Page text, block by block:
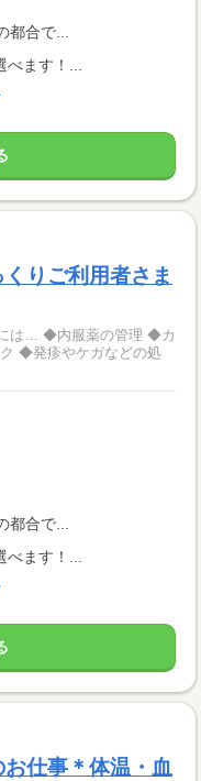
合で...
ます！...
りご利用者さま
◆発疹やケガなどの処
都合で...
べます！...
仕事＊体温・血